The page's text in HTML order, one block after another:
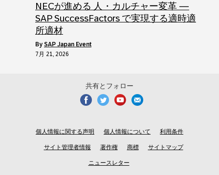
NECが進める 人・カルチャー変革 ―
SAP SuccessFactors で実現する適時適
所適材
by SAP Japan Event
7月 21, 2026
共有とフォロー
個人情報に関する声明 個人情報について 利用条件
サイト管理者情報 著作権 商標 サイトマップ
ニュースレター